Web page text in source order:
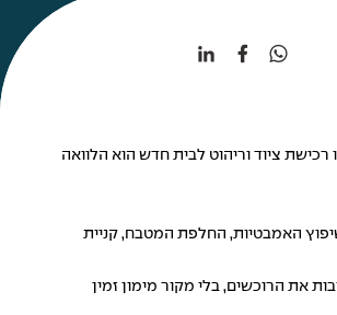
ציוד וריהוט לבית חדש הוא הלוואה
האמבטיות, החלפת המטבח, קניית
את הרוכשים, בלי מקור מימון זמין